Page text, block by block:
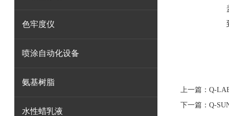
色牢度仪
喷涂自动化设备
氨基树脂
水性蜡乳液
上一篇： Q-
下一篇： Q-